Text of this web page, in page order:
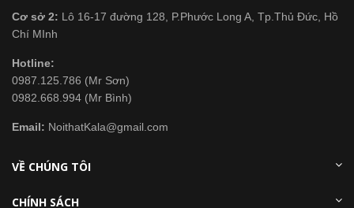
Cơ sở 2: Lô 16-17 đường 128, P.Phước Long A, Tp.Thủ Đức, Hồ
Chí MInh
Hotline:
0987.125.786 (Mr Sơn)
0982.668.994 (Mr Bình)
Email: NoithatKala@gmail.com
VỀ CHÚNG TÔI
CHÍNH SÁCH